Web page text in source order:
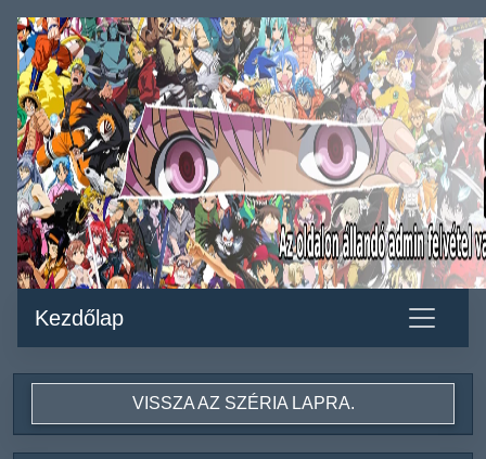
Kezdőlap
VISSZA AZ SZÉRIA LAPRA.